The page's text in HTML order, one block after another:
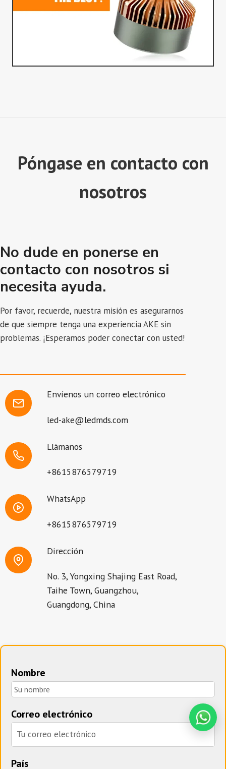
Póngase en contacto con
nosotros
No dude en ponerse en
contacto con nosotros si
necesita ayuda.
Por favor, recuerde, nuestra misión es asegurarnos
de que siempre tenga una experiencia AKE sin
problemas. ¡Esperamos poder conectar con usted!
Envíenos un correo electrónico
led-ake@ledmds.com
Llámanos
+8615876579719
WhatsApp
+8615876579719
Dirección
No. 3, Yongxing Shajing East Road,
Taihe Town, Guangzhou,
Guangdong, China
Nombre
Correo electrónico
País